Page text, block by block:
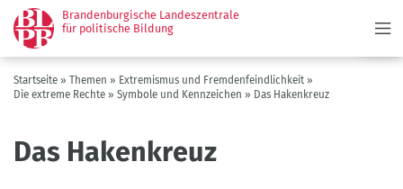
Direkt
zum
Inhalt
Brandenburgische Landeszentrale
für politische Bildung
Pfadnavigation
Startseite Themen
Extremismus und Fremdenfeindlichkeit
Die extreme Rechte
Symbole und Kennzeichen Das Hakenkreuz
Das Hakenkreuz